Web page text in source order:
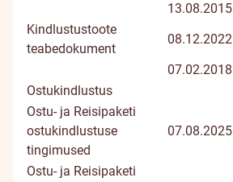
13.08.2015
Kindlustustoote
teabedokument
08.12.2022
07.02.2018
Ostukindlustus
Ostu- ja Reisipaketi
ostukindlustuse
tingimused
07.08.2025
Ostu- ja Reisipaketi